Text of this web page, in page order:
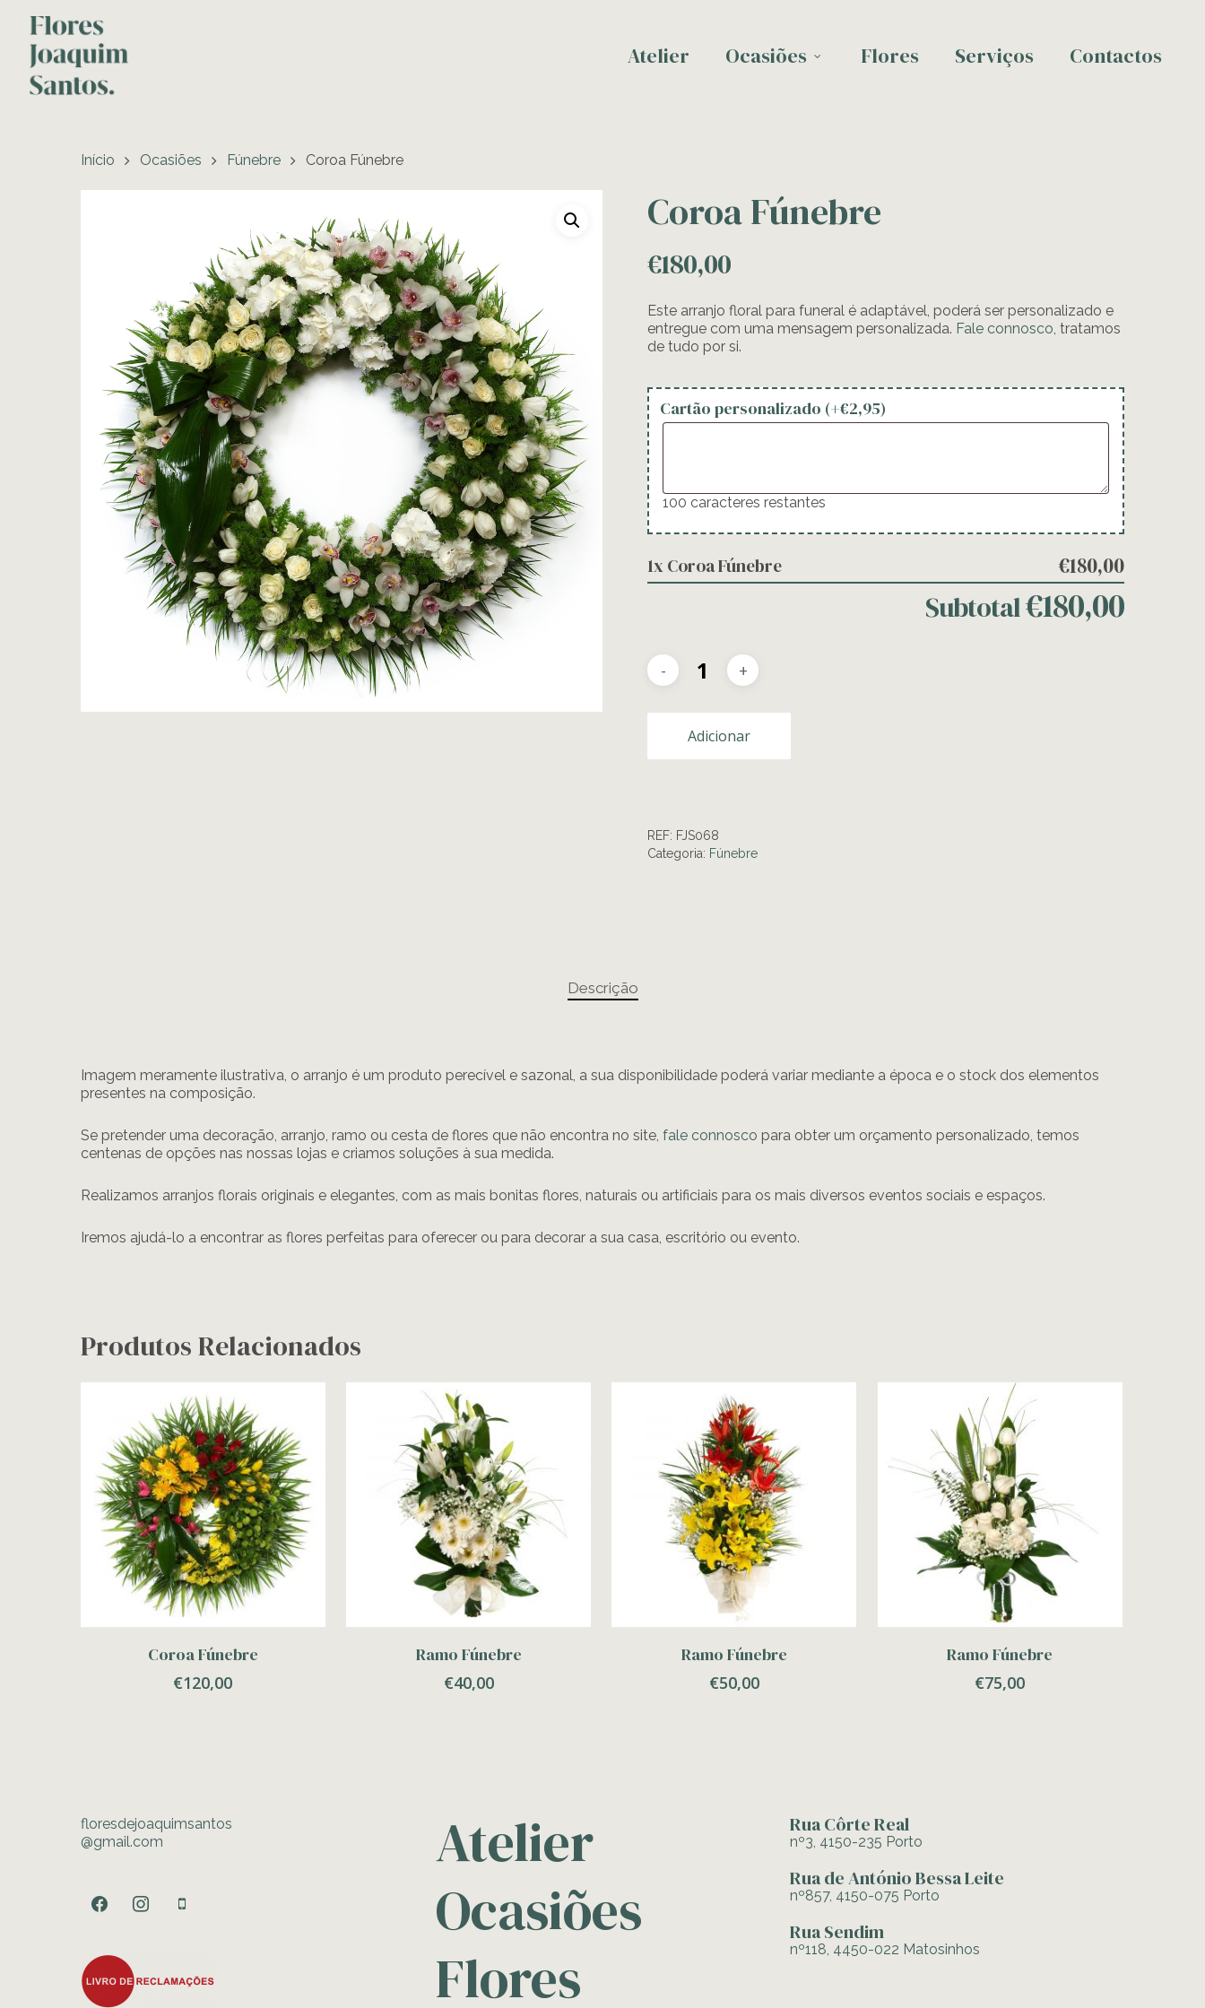
Atelier Ocasiões Flores Serviços Contactos
Início Ocasiões Fúnebre Coroa Fúnebre
Coroa Fúnebre
€180,00
Este arranjo floral para funeral é adaptável, poderá ser personalizado e
entregue com uma mensagem personalizada. Fale connosco, tratamos
de tudo por si.
Cartão personalizado (+€2,95)
100 caracteres restantes
1xCoroa Fúnebre €180,00
Subtotal€180,00
Adicionar
REF: FJS068
Categoria: Fúnebre
Descrição
Imagem meramente ilustrativa, o arranjo é um produto perecível e sazonal, a sua disponibilidade poderá variar mediante a época e o stock dos elementos
presentes na composição.
Se pretender uma decoração, arranjo, ramo ou cesta de flores que não encontra no site, fale connosco para obter um orçamento personalizado, temos
centenas de opções nas nossas lojas e criamos soluções à sua medida.
Realizamos arranjos florais originais e elegantes, com as mais bonitas flores, naturais ou artificiais para os mais diversos eventos sociais e espaços.
Iremos ajudá-lo a encontrar as flores perfeitas para oferecer ou para decorar a sua casa, escritório ou evento.
Produtos Relacionados
Adicionar
Coroa Fúnebre
€120,00
Adicionar
Ramo Fúnebre
€40,00
Adicionar
Ramo Fúnebre
€50,00
Adicionar
Ramo Fúnebre
€75,00
floresdejoaquimsantos
@gmail.com
facebookinstagrammobile
Atelier
Ocasiões
Flores
Rua Côrte Real
nº3, 4150-235 Porto
Rua de António Bessa Leite
nº857, 4150-075 Porto
Rua Sendim
nº118, 4450-022 Matosinhos